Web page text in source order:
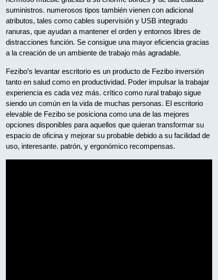
suministros. numerosos tipos también vienen con adicional
atributos, tales como cables supervisión y USB integrado
ranuras, que ayudan a mantener el orden y entornos libres de
distracciones función. Se consigue una mayor eficiencia gracias
a la creación de un ambiente de trabajo más agradable.
Fezibo’s levantar escritorio es un producto de Fezibo inversión
tanto en salud como en productividad. Poder impulsar la trabajar
experiencia es cada vez más. crítico como rural trabajo sigue
siendo un común en la vida de muchas personas. El escritorio
elevable de Fezibo se posiciona como una de las mejores
opciones disponibles para aquellos que quieran transformar su
espacio de oficina y mejorar su probable debido a su facilidad de
uso, interesante. patrón, y ergonómico recompensas.